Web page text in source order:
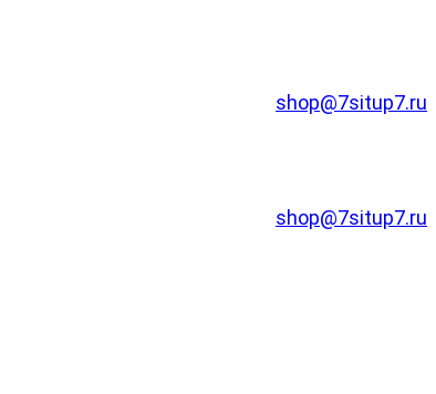
shop@7situp7.ru
shop@7situp7.ru